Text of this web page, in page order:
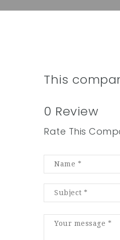
This
0 Review
Rate This